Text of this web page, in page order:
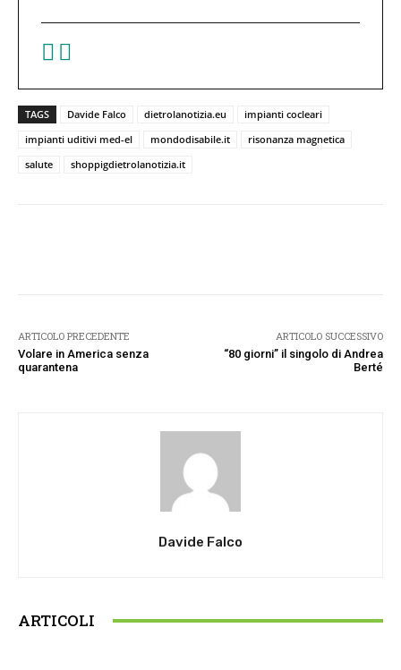
TAGS Davide Falco dietrolanotizia.eu
impianti cocleari
impianti uditivi med-el
mondodisabile.it
risonanza magnetica
salute
shoppigdietrolanotizia.it
ARTICOLO PRECEDENTE
Volare in America senza
quarantena
ARTICOLO SUCCESSIVO
“80 giorni” il singolo di Andrea
Berté
Davide Falco
ARTICOLI